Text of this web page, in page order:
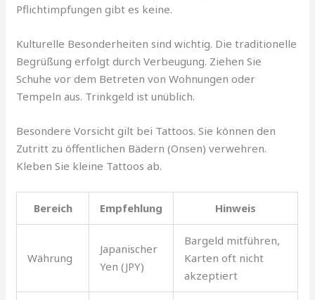
Pflichtimpfungen gibt es keine.
Kulturelle Besonderheiten sind wichtig. Die traditionelle
Begrüßung erfolgt durch Verbeugung. Ziehen Sie
Schuhe vor dem Betreten von Wohnungen oder
Tempeln aus. Trinkgeld ist unüblich.
Besondere Vorsicht gilt bei Tattoos. Sie können den
Zutritt zu öffentlichen Bädern (Onsen) verwehren.
Kleben Sie kleine Tattoos ab.
Bereich Empfehlung Hinweis
Währung
Japanischer
Yen (JPY)
Bargeld mitführen,
Karten oft nicht
akzeptiert